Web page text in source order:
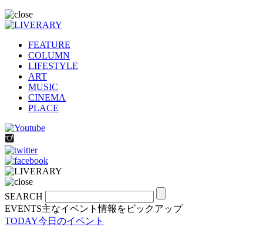
FEATURE
COLUMN
LIFESTYLE
ART
MUSIC
CINEMA
PLACE
SEARCH
EVENTS主なイベント情報をピックアップ
TODAY今日のイベント